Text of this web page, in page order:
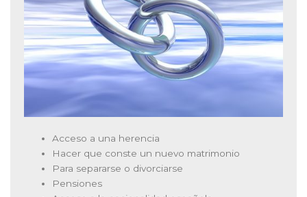
Acceso a una herencia
Hacer que conste un nuevo matrimonio
Para separarse o divorciarse
Pensiones